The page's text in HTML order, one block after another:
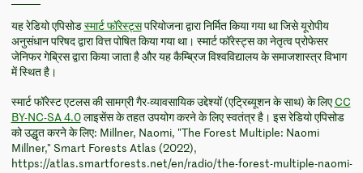
यह रेडियो एपिसोड स्मार्ट फॉरेस्ट्सपरियोजना द्वारा निर्मित किया गया था जिसे यूरोपीय
अनुसंधान परिषद द्वारा वित्त पोषित किया गया था। स्मार्ट फॉरेस्ट्स का नेतृत्व प्रोफेसर
जेनिफर गेब्रिस द्वारा किया जाता है और यह कैम्ब्रिज विश्वविद्यालय के समाजशास्त्र विभाग
में स्थित है।
स्मार्ट फॉरेस्ट एटलस की सामग्री गैर-व्यावसायिक उद्देश्यों (एट्रिब्यूशन के साथ) के लिए CC
BY-NC-SA 4.0लाइसेंस के तहत उपयोग करने के लिए स्वतंत्र है। इस रेडियो एपिसोड
को उद्धृत करने के लिए: Millner, Naomi, "The Forest Multiple: Naomi
Millner," Smart Forests Atlas (2022),
https://atlas.smartforests.net/en/radio/the-forest-multiple-naomi-